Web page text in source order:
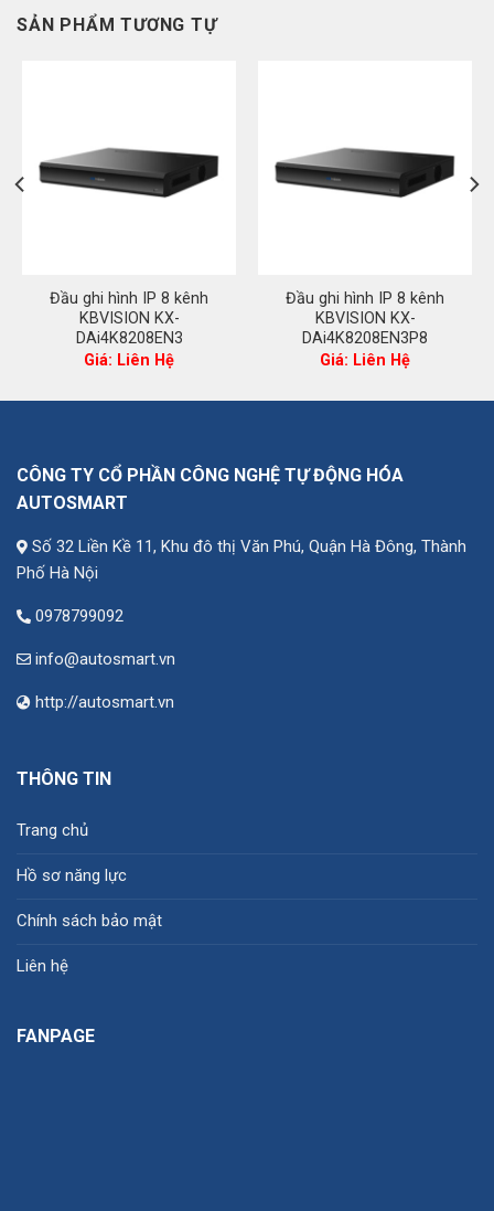
SẢN PHẨM TƯƠNG TỰ
Đầu ghi hình IP 8 kênh
KBVISION KX-
DAi4K8208EN3
Giá: Liên Hệ
Đầu ghi hình IP 8 kênh
KBVISION KX-
DAi4K8208EN3P8
Giá: Liên Hệ
CÔNG TY CỔ PHẦN CÔNG NGHỆ TỰ ĐỘNG HÓA
AUTOSMART
Số 32 Liền Kề 11, Khu đô thị Văn Phú, Quận Hà Đông, Thành
Phố Hà Nội
0978799092
info@autosmart.vn
http://autosmart.vn
THÔNG TIN
Trang chủ
Hồ sơ năng lực
Chính sách bảo mật
Liên hệ
FANPAGE